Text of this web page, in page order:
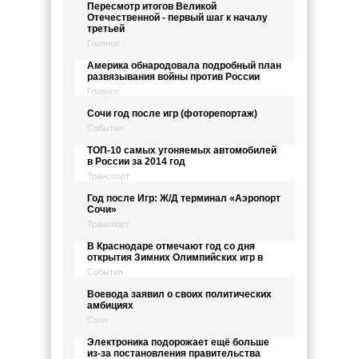
Пересмотр итогов Великой
Отечественной - первый шаг к началу
третьей
Главное
Америка обнародовала подробный план
развязывания войны против России
Главное
Сочи год после игр (фоторепортаж)
События
ТОП-10 самых угоняемых автомобилей
в России за 2014 год
Транспорт
Год после Игр: Ж/Д терминал «Аэропорт
Сочи»
Транспорт
В Краснодаре отмечают год со дня
открытия Зимних Олимпийских игр в
События
Воевода заявил о своих политических
амбициях
Сочи
Электроника подорожает ещё больше
из-за постановления правительства